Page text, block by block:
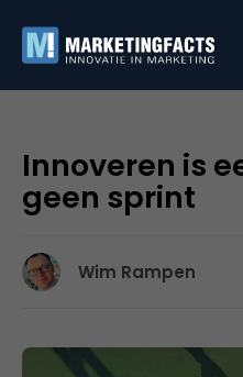
Innoveren is
geen sprint
Wim Rampen